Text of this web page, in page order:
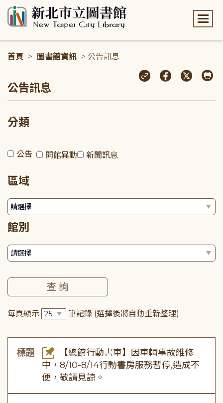
首頁 > 圖書館資訊 > 公告訊息
公告訊息
分類
公告 開館異動 新聞訊息
區域
館別
每頁顯示 筆記錄 (選擇後將自動重新整理)
標題
【總館行動書車】因車輛事故維修
中，8/10-8/14行動書房服務暫停,造成不
便，敬請見諒。